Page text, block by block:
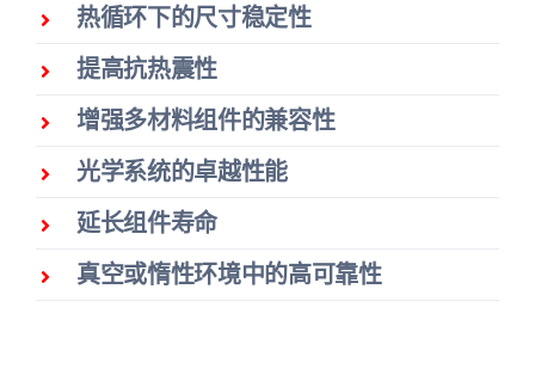
热循环下的尺寸稳定性
提高抗热震性
增强多材料组件的兼容性
光学系统的卓越性能
延长组件寿命
真空或惰性环境中的高可靠性